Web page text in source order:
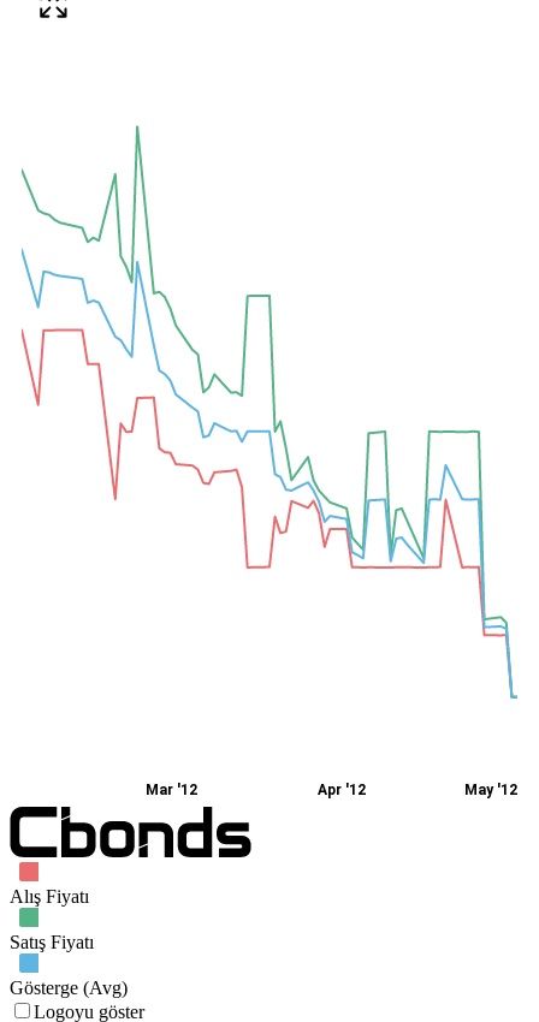
Mar '12 Apr '12 May '12
Alış Fiyatı
Satış Fiyatı
Gösterge (Avg)
Logoyu göster